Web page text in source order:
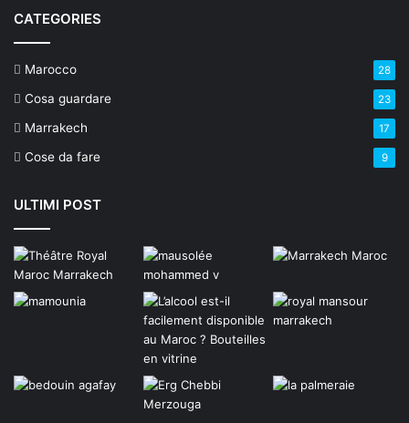
CATEGORIES
Marocco 28
Cosa guardare 23
Marrakech 17
Cose da fare 9
ULTIMI POST